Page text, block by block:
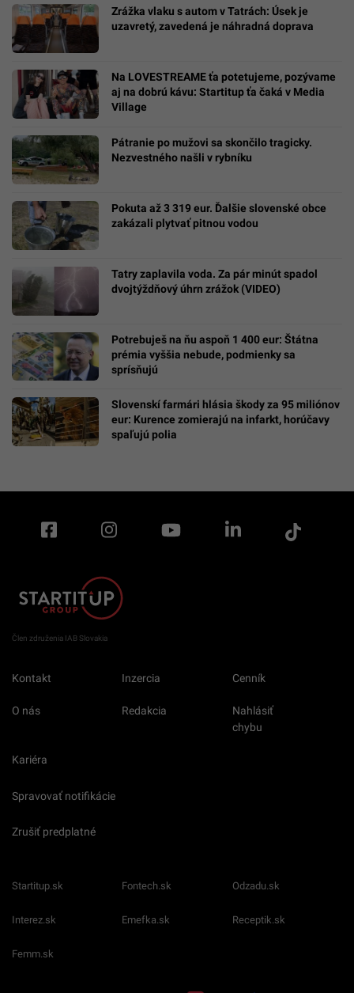
Zrážka vlaku s autom v Tatrách: Úsek je
uzavretý, zavedená je náhradná doprava
Na LOVESTREAME ťa potetujeme, pozývame
aj na dobrú kávu: Startitup ťa čaká v Media
Village
Pátranie po mužovi sa skončilo tragicky.
Nezvestného našli v rybníku
Pokuta až 3 319 eur. Ďalšie slovenské obce
zakázali plytvať pitnou vodou
Tatry zaplavila voda. Za pár minút spadol
dvojtýždňový úhrn zrážok (VIDEO)
Potrebuješ na ňu aspoň 1 400 eur: Štátna
prémia vyššia nebude, podmienky sa
sprísňujú
Slovenskí farmári hlásia škody za 95 miliónov
eur: Kurence zomierajú na infarkt, horúčavy
spaľujú polia
Člen združenia IAB Slovakia
Kontakt Inzercia Cenník
O nás Redakcia
Nahlásiť
chybu
Kariéra
Spravovať notifikácie
Zrušiť predplatné
Startitup.sk Fontech.sk Odzadu.sk
Interez.sk Emefka.sk Receptik.sk
Femm.sk